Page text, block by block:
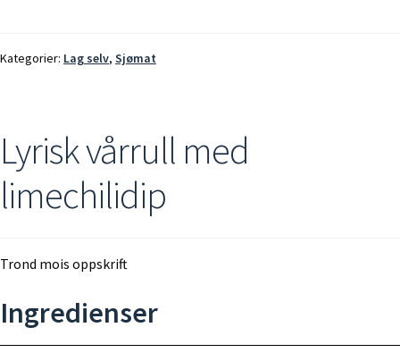
Kategorier: Lag selv, Sjømat
Lyrisk vårrull med
limechilidip
Trond mois oppskrift
Ingredienser